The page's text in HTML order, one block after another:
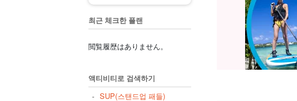
최근 체크한 플랜
閲覧履歴はありません。
액티비티로 검색하기
SUP(스탠드업 패들)